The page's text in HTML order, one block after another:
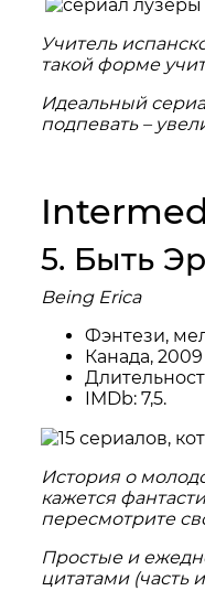
Учитель
такой форме
Идеальный
подпевать –
5. Быть
Being Erica
Фэнтези,
Канада, 2009
IMDb: 7,5.
История о
кажется
пересмотрите
Простые и
цитатами (часть